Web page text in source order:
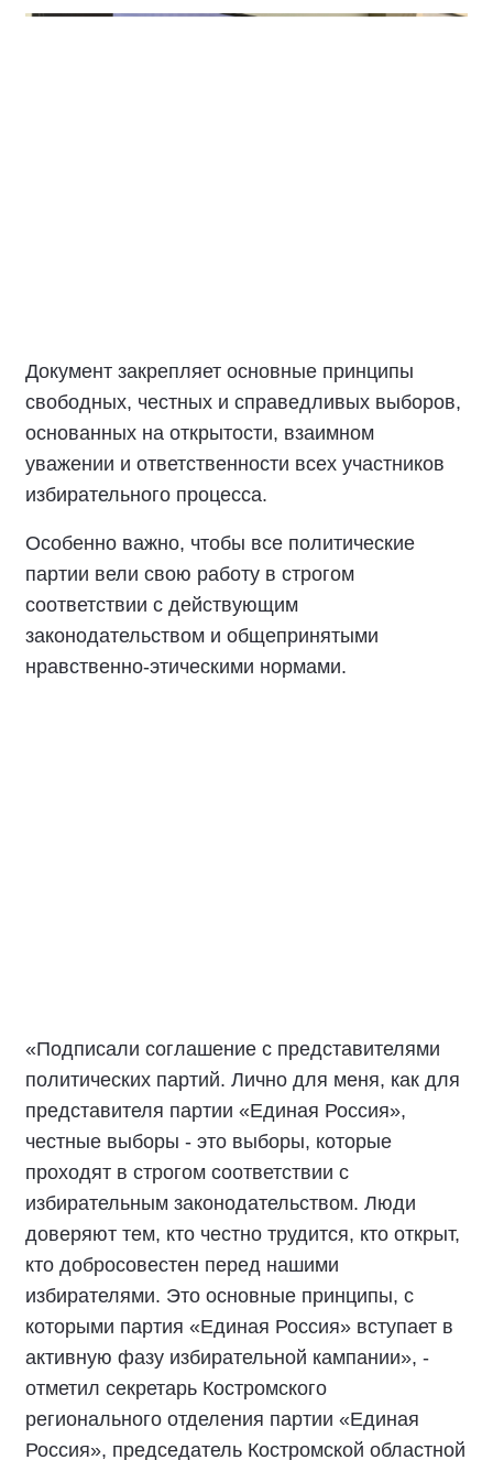
Документ закрепляет основные принципы
свободных, честных и справедливых выборов,
основанных на открытости, взаимном
уважении и ответственности всех участников
избирательного процесса.
Особенно важно, чтобы все политические
партии вели свою работу в строгом
соответствии с действующим
законодательством и общепринятыми
нравственно-этическими нормами.
«Подписали соглашение с представителями
политических партий. Лично для меня, как для
представителя партии «Единая Россия»,
честные выборы - это выборы, которые
проходят в строгом соответствии с
избирательным законодательством. Люди
доверяют тем, кто честно трудится, кто открыт,
кто добросовестен перед нашими
избирателями. Это основные принципы, с
которыми партия «Единая Россия» вступает в
активную фазу избирательной кампании», -
отметил секретарь Костромского
регионального отделения партии «Единая
Россия», председатель Костромской областной